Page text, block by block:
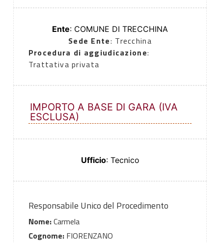
Ente: COMUNE DI TRECCHINA
Sede Ente: Trecchina
Procedura di aggiudicazione:
Trattativa privata
IMPORTO A BASE DI GARA (IVA
ESCLUSA)
Ufficio: Tecnico
Responsabile Unico del Procedimento
Nome:Carmela
Cognome:FIORENZANO